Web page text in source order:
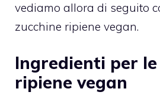
vediamo allora di seguito
zucchine ripiene vegan.
Ingredienti per
ripiene vegan